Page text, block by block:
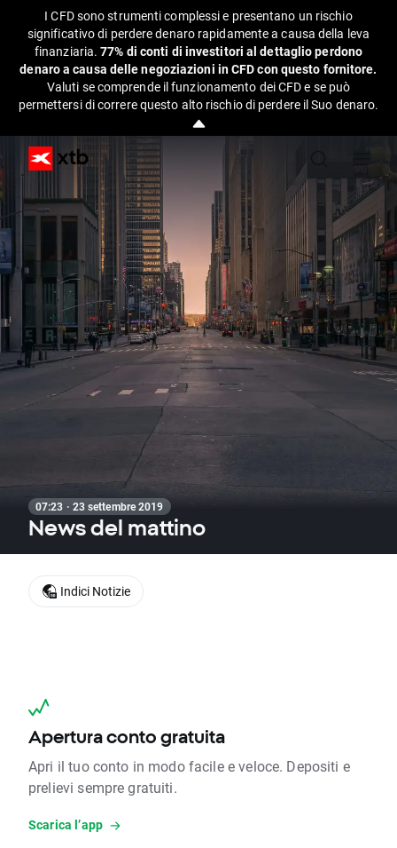
I CFD sono strumenti complessi e presentano un rischio
significativo di perdere denaro rapidamente a causa della leva
finanziaria.77% di conti di investitori al dettaglio perdono
denaro a causa delle negoziazioni in CFD con questo fornitore.
Valuti se comprende il funzionamento dei CFD e se può
permettersi di correre questo alto rischio di perdere il Suo denaro.
07:23 · 23 settembre 2019
News del mattino
Apertura conto gratuita
Apri il tuo conto in modo facile e veloce. Depositi e
prelievi sempre gratuiti.
Scarica l’app
Indici Notizie